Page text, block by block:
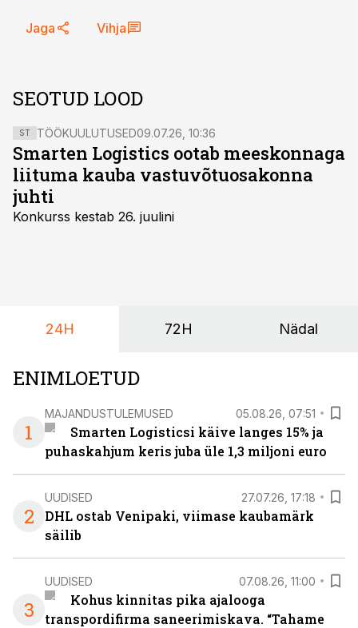
Jaga Vihja
SEOTUD LOOD
ST TÖÖKUULUTUSED09.07.26, 10:36
Smarten Logistics ootab meeskonnaga
liituma kauba vastuvõtuosakonna
juhti
Konkurss kestab 26. juulini
24H 72H Nädal
ENIMLOETUD
1
MAJANDUSTULEMUSED 05.08.26, 07:51
Smarten Logisticsi käive langes 15% ja
puhaskahjum keris juba üle 1,3 miljoni euro
2
UUDISED 27.07.26, 17:18
DHL ostab Venipaki, viimase kaubamärk
säilib
3
UUDISED 07.08.26, 11:00
Kohus kinnitas pika ajalooga
transpordifirma saneerimiskava. “Tahame